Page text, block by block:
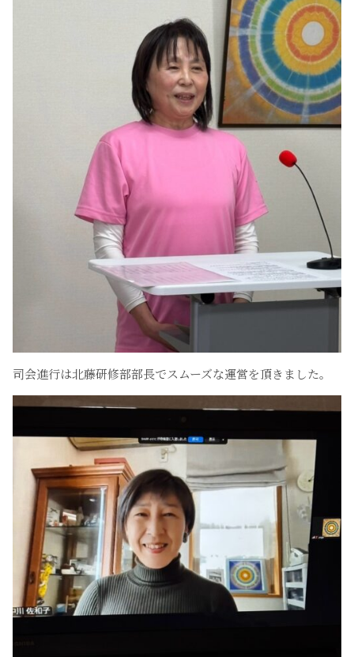
司会進行は北藤研修部部長でスムーズな運営を頂きました。